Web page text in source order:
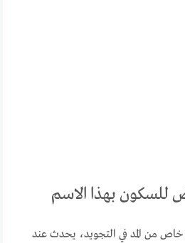
للسكون بهذا الاسم
من المد في التجويد، يحدث عند